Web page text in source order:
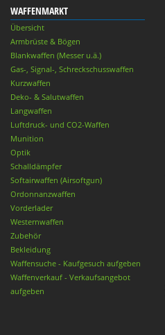
WAFFENMARKT
Übersicht
Armbrüste & Bögen
Blankwaffen (Messer u.ä.)
Gas-, Signal-, Schreckschusswaffen
Kurzwaffen
Deko- & Salutwaffen
Langwaffen
Luftdruck- und CO2-Waffen
Munition
Optik
Schalldämpfer
Softairwaffen (Airsoftgun)
Ordonnanzwaffen
Vorderlader
Westernwaffen
Zubehör
Bekleidung
Waffensuche - Kaufgesuch aufgeben
Waffenverkauf - Verkaufsangebot
aufgeben